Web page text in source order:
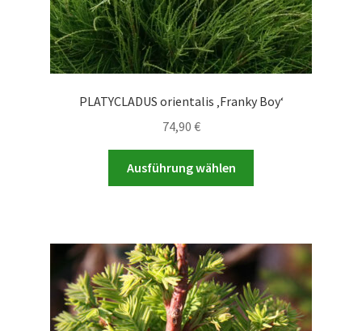
PLATYCLADUS orientalis ‚Franky Boy‘
74,90 €
Ausführung wählen
Varianten
auf.
Die
Optionen
können